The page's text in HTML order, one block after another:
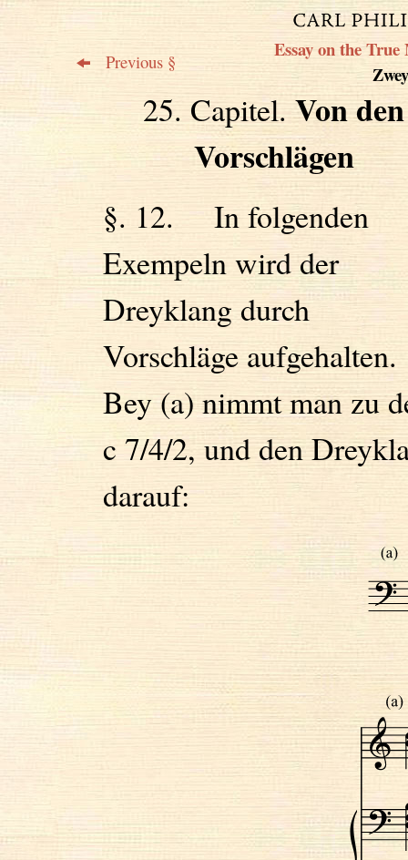
Previous §
Essay on the
25. Capitel.Von den
Vorschlägen
§. 12. In folgenden
Exempeln wird der
Dreyklang durch
Vorschläge aufgehalten.
Bey (a) nimmt man zu
c 7/4/2, und den
darauf: